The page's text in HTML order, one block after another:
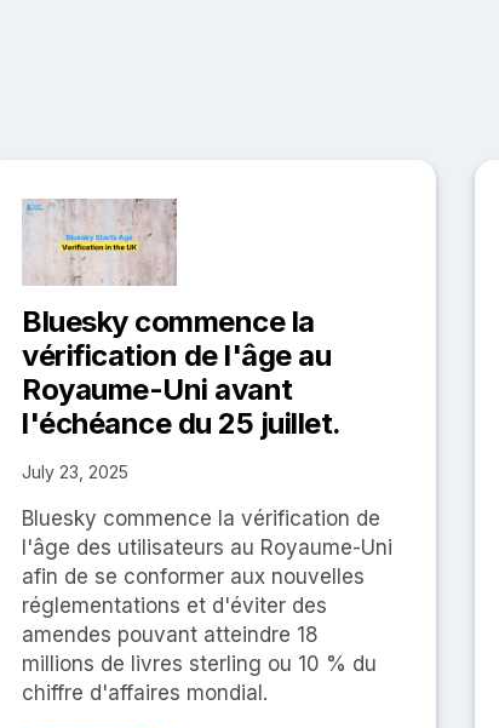
Bluesky commence la
vérification de l'âge au
Royaume-Uni avant
l'échéance du 25 juillet.
July 23, 2025
Bluesky commence la vérification de
l'âge des utilisateurs au Royaume-Uni
afin de se conformer aux nouvelles
réglementations et d'éviter des
amendes pouvant atteindre 18
millions de livres sterling ou 10 % du
chiffre d'affaires mondial.